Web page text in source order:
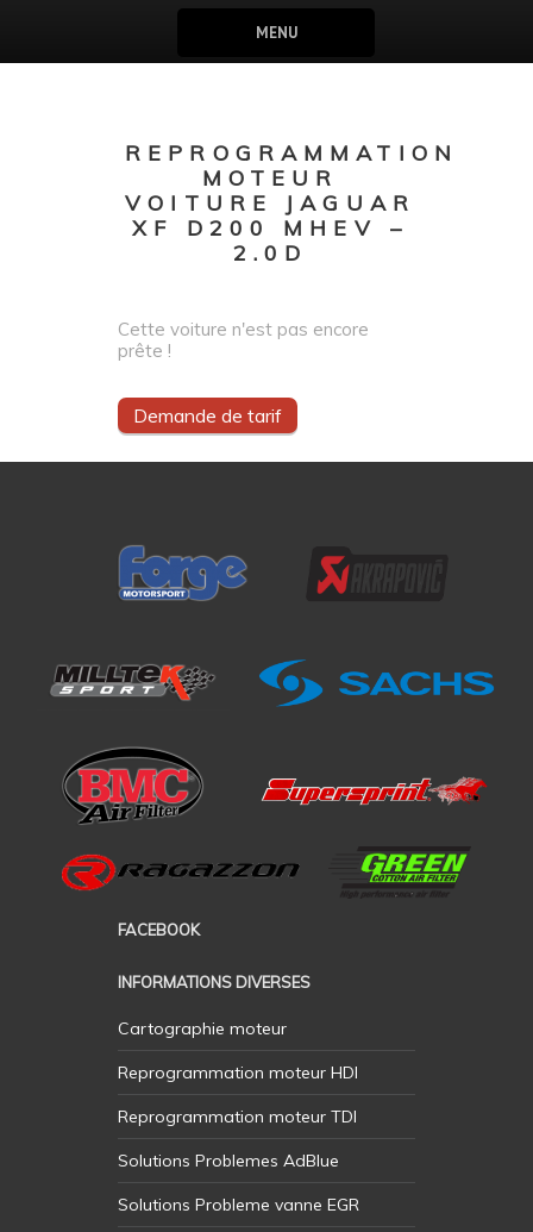
MENU
REPROGRAMMATION
MOTEUR
VOITURE JAGUAR
XF D200 MHEV –
2.0D
Cette voiture n'est pas encore
prête !
Demande de tarif
FACEBOOK
INFORMATIONS DIVERSES
Cartographie moteur
Reprogrammation moteur HDI
Reprogrammation moteur TDI
Solutions Problemes AdBlue
Solutions Probleme vanne EGR